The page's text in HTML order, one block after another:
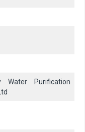
Water Purification